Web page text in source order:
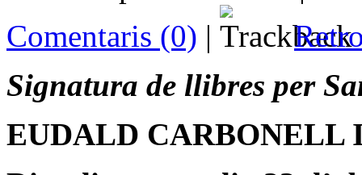
Comentaris (0) |
Signatura de llibres per
EUDALD CARBONELL